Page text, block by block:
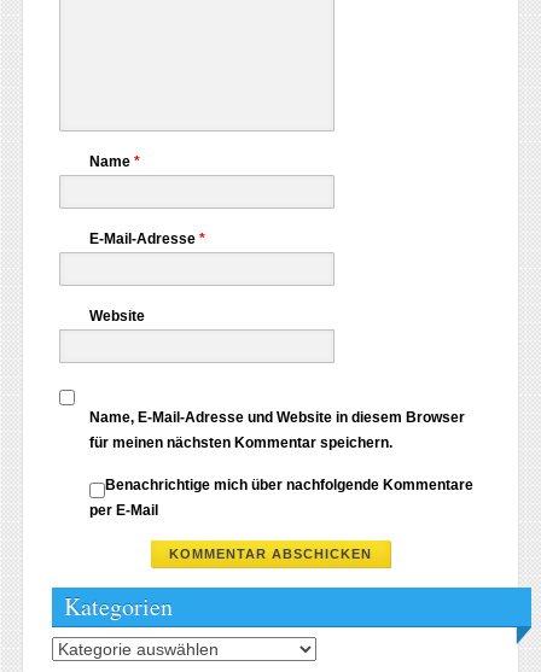
Name *
E-Mail-Adresse *
Website
Name, E-Mail-Adresse und Website in diesem Browser
für meinen nächsten Kommentar speichern.
Benachrichtige mich über nachfolgende Kommentare
per E-Mail
Kategorien
Kategorien